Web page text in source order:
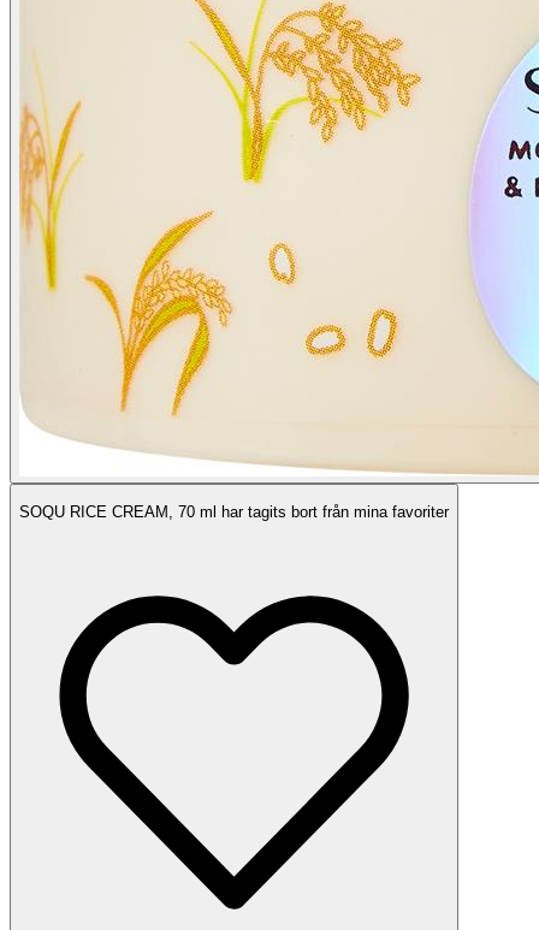
SOQU RICE CREAM, 70 ml har tagits bort från mina favoriter